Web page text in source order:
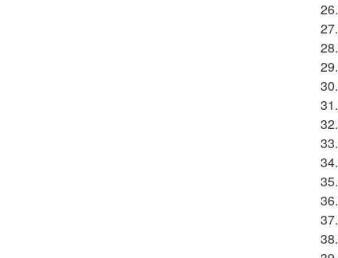
26.
27.
28.
29.
30.
31.
32.
33.
34.
35.
36.
37.
38.